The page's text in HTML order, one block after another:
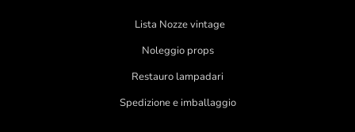
Lista Nozze vintage
Noleggio props
Restauro lampadari
Spedizione e imballaggio